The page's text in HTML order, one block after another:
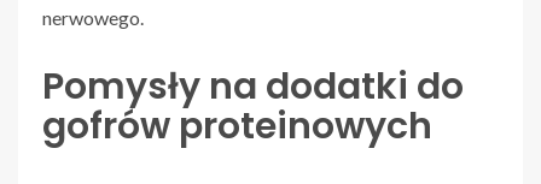
nerwowego.
Pomysły na dodatki do
gofrów proteinowych